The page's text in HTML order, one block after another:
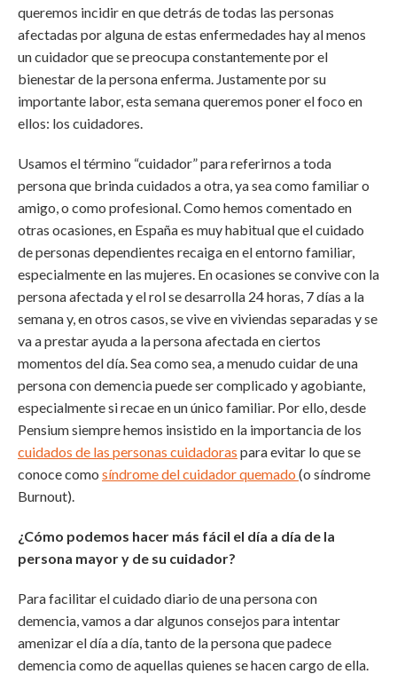
queremos incidir en que detrás de todas las personas
afectadas por alguna de estas enfermedades hay al menos
un cuidador que se preocupa constantemente por el
bienestar de la persona enferma. Justamente por su
importante labor, esta semana queremos poner el foco en
ellos: los cuidadores.
Usamos el término “cuidador” para referirnos a toda
persona que brinda cuidados a otra, ya sea como familiar o
amigo, o como profesional. Como hemos comentado en
otras ocasiones, en España es muy habitual que el cuidado
de personas dependientes recaiga en el entorno familiar,
especialmente en las mujeres. En ocasiones se convive con la
persona afectada y el rol se desarrolla 24 horas, 7 días a la
semana y, en otros casos, se vive en viviendas separadas y se
va a prestar ayuda a la persona afectada en ciertos
momentos del día. Sea como sea, a menudo cuidar de una
persona con demencia puede ser complicado y agobiante,
especialmente si recae en un único familiar. Por ello, desde
Pensium siempre hemos insistido en la importancia de los
cuidados de las personas cuidadoras para evitar lo que se
conoce como síndrome del cuidador quemado (o síndrome
Burnout).
¿Cómo podemos hacer más fácil el día a día de la
persona mayor y de su cuidador?
Para facilitar el cuidado diario de una persona con
demencia, vamos a dar algunos consejos para intentar
amenizar el día a día, tanto de la persona que padece
demencia como de aquellas quienes se hacen cargo de ella.